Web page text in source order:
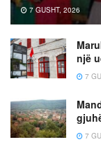
7 GUSHT, 2026
një
7
7